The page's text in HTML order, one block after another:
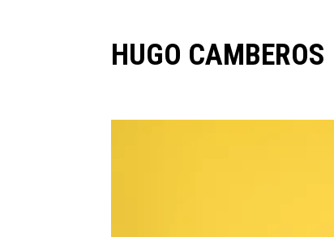
HUGO CAMBEROS